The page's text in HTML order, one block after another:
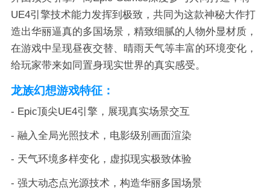
UE4引擎技术能力发挥到极致，共同为这款神秘大作打
造出华丽逼真的多国场景，精致细腻的人物外显材质，
在游戏中呈现昼夜交替、晴雨天气等丰富的环境变化，
给玩家带来如同置身现实世界的真实感受。
龙族幻想游戏特征：
- Epic顶尖UE4引擎，展现真实场景交互
- 融入全局光照技术，电影级别画面渲染
- 天气环境多样变化，虚拟现实极致体验
- 强大动态点光源技术，构造华丽多国场景